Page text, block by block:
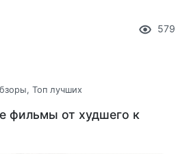
579
, Топ лучших
фильмы от худшего к